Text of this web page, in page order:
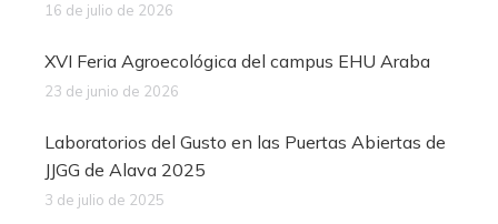
16 de julio de 2026
XVI Feria Agroecológica del campus EHU Araba
23 de junio de 2026
Laboratorios del Gusto en las Puertas Abiertas de
JJGG de Alava 2025
3 de julio de 2025